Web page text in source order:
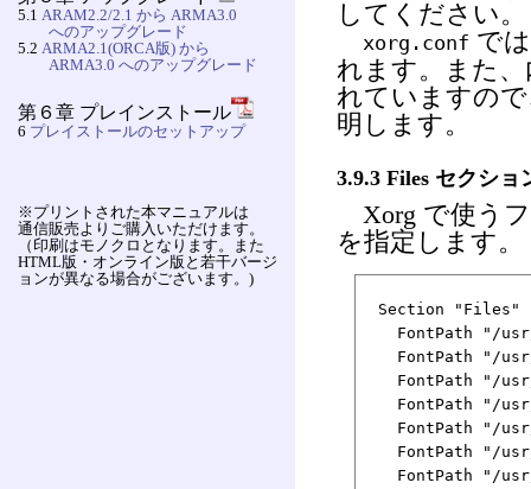
5.1 ARAM2.2/2.1 から ARMA3.0
へのアップグレード
5.2 ARMA2.1(ORCA版) から
ARMA3.0 へのアップグレード
第６章 プレインストール
6 プレイストールのセットアップ
※プリントされた本マニュアルは
通信販売よりご購入いただけます。
（印刷はモノクロとなります。また
HTML版・オンライン版と若干バージ
ョンが異なる場合がございます。)
してください。
xorg.conf で
れます。また
れていますの
明します。
3.9.3 Files セクショ
Xorg で使う
を指定します。
Section "Files"
FontPath "/
FontPath "/
FontPath "/
FontPath "/
FontPath "/
FontPath "/
FontPath "/